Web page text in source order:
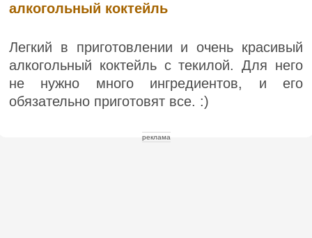
алкогольный коктейль
Легкий в приготовлении и очень красивый
алкогольный коктейль с текилой. Для него
не нужно много ингредиентов, и его
обязательно приготовят все. :)
реклама